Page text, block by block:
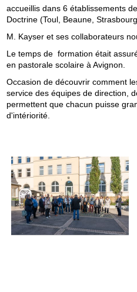
accueillis dans 6 établissements
Doctrine (Toul, Beaune,
M. Kayser et ses collaborateurs
Le temps de formation était
en pastorale scolaire à Avignon.
Occasion de découvrir comment
service des équipes de direction,
permettent que chacun puisse
d'intériorité.